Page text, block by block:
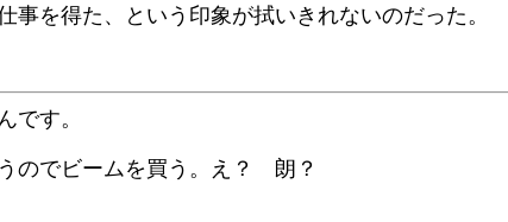
事を得た、という印象が拭いきれないのだった。
です。
のでビームを買う。え？ 朗？